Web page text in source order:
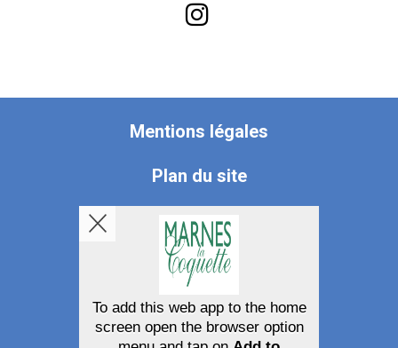
compte
Instagram
Mentions légales
Plan du site
Accessibilité
Politique de confidentialité
Gerer mes cookies
To add this web app to the home
screen open the browser option